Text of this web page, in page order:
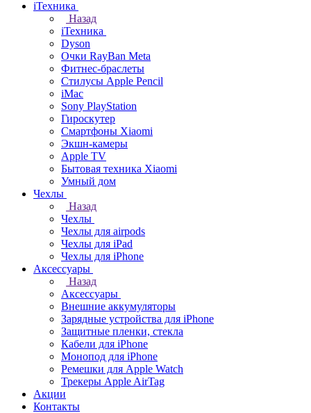
iТехника
Назад
iТехника
Dyson
Очки RayBan Meta
Фитнес-браслеты
Стилусы Apple Pencil
iMac
Sony PlayStation
Гироскутер
Смартфоны Xiaomi
Экшн-камеры
Apple TV
Бытовая техника Xiaomi
Умный дом
Чехлы
Назад
Чехлы
Чехлы для airpods
Чехлы для iPad
Чехлы для iPhone
Аксессуары
Назад
Аксессуары
Внешние аккумуляторы
Зарядные устройства для iPhone
Защитные пленки, стекла
Кабели для iPhone
Монопод для iPhone
Ремешки для Apple Watch
Трекеры Apple AirTag
Акции
Контакты